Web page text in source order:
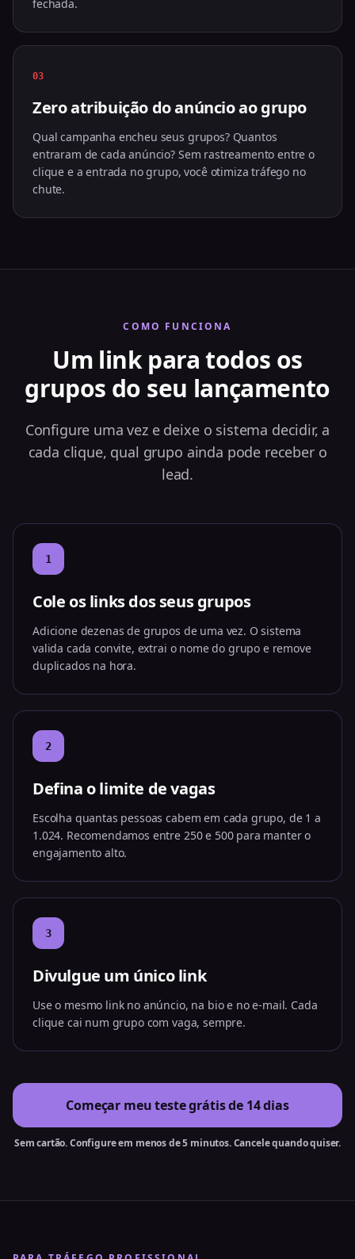
fechada.
03
Zero atribuição do anúncio ao grupo
Qual campanha encheu seus grupos? Quantos
entraram de cada anúncio? Sem rastreamento entre o
clique e a entrada no grupo, você otimiza tráfego no
chute.
COMO FUNCIONA
Um link para todos os
grupos do seu lançamento
Configure uma vez e deixe o sistema decidir, a
cada clique, qual grupo ainda pode receber o
lead.
1
Cole os links dos seus grupos
Adicione dezenas de grupos de uma vez. O sistema
valida cada convite, extrai o nome do grupo e remove
duplicados na hora.
2
Defina o limite de vagas
Escolha quantas pessoas cabem em cada grupo, de 1 a
1.024. Recomendamos entre 250 e 500 para manter o
engajamento alto.
3
Divulgue um único link
Use o mesmo link no anúncio, na bio e no e-mail. Cada
clique cai num grupo com vaga, sempre.
Começar meu teste grátis de 14 dias
Sem cartão. Configure em menos de 5 minutos. Cancele quando quiser.